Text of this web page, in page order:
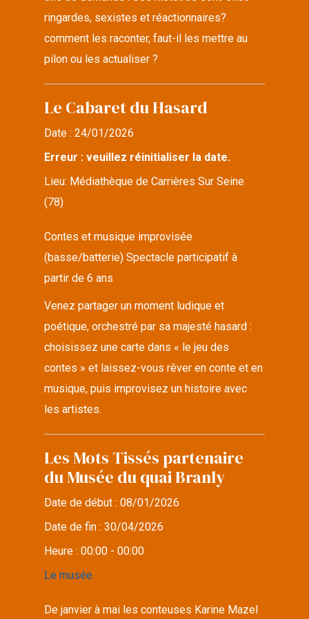
ringardes, sexistes et réactionnaires?
comment les raconter, faut-il les mettre au
pilon ou les actualiser ?
Le Cabaret du Hasard
Date :24/01/2026
Erreur : veuillez réinitialiser la date.
Lieu: Médiathèque de Carrières Sur Seine
(78)
Contes et musique improvisée
(basse/batterie) Spectacle participatif à
partir de 6 ans
Venez partager un moment ludique et
poétique, orchestré par sa majesté hasard :
choisissez une carte dans « le jeu des
contes » et laissez-vous rêver en conte et en
musique, puis improvisez un histoire avec
les artistes.
Les Mots Tissés partenaire
du Musée du quai Branly
Date de début :08/01/2026
Date de fin :30/04/2026
Heure :00:00 - 00:00
Le musée
De janvier à mai les conteuses Karine Mazel